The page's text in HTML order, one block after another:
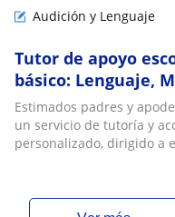
Audición y Lenguaje
Tutor de apoyo
básico: Lenguaje,
Estimados padres y
un servicio de tutoría y
personalizado, dirigido a